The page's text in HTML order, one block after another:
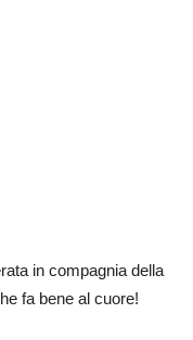
in compagnia della
fa bene al cuore!